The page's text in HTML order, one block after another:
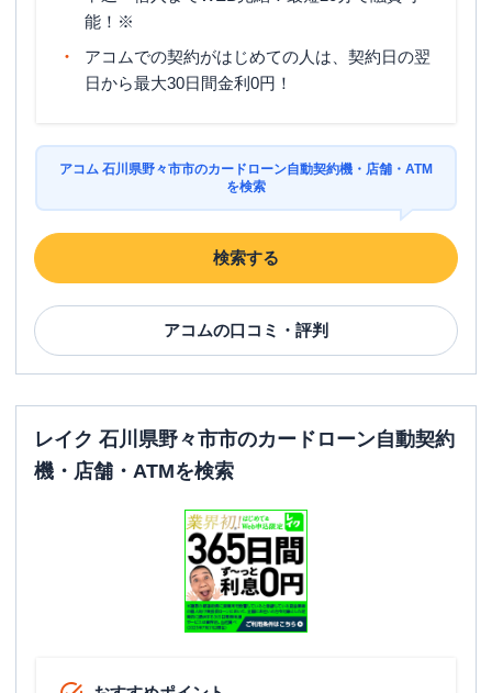
能！※
アコムでの契約がはじめての人は、契約日の翌
日から最大30日間金利0円！
アコム 石川県野々市市のカードローン自動契約機・店舗・ATM
を検索
検索する
アコムの口コミ・評判
レイク 石川県野々市市のカードローン自動契約
機・店舗・ATMを検索